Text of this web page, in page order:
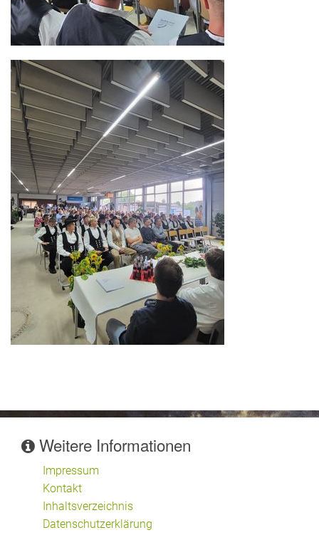
Weitere Informationen
Impressum
Kontakt
Inhaltsverzeichnis
Datenschutzerklärung